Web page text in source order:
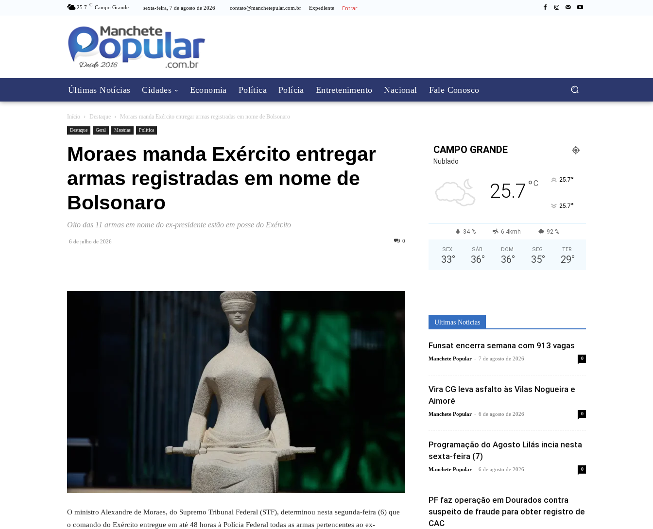
25.7 C Campo Grande sexta-feira, 7 de agosto de 2026 contato@manchetepular.com.br Expediente Entrar
Últimas Notícias Cidades Economia Política Polícia Entretenimento Nacional Fale Conosco
Início Destaque Moraes manda Exército entregar armas registradas em nome de Bolsonaro
Destaque Geral Matérias Política
Moraes manda Exército entregar
armas registradas em nome de
Bolsonaro
Oito das 11 armas em nome do ex-presidente estão em posse do Exército
6 de julho de 2026 0
O ministro Alexandre de Moraes, do Supremo Tribunal Federal (STF), determinou nesta segunda-feira (6) que
o comando do Exército entregue em até 48 horas à Polícia Federal todas as armas pertencentes ao ex-
CAMPO GRANDE
Nublado
25.7 °C 25.7°
25.7°
34 % 6.4kmh 92 %
SEX
33°
SÁB
36°
DOM
36°
SEG
35°
TER
29°
Ultimas Noticias
Funsat encerra semana com 913 vagas
Manchete Popular - 7 de agosto de 2026 0
Vira CG leva asfalto às Vilas Nogueira e
Aimoré
Manchete Popular - 6 de agosto de 2026 0
Programação do Agosto Lilás incia nesta
sexta-feira (7)
Manchete Popular - 6 de agosto de 2026 0
PF faz operação em Dourados contra
suspeito de fraude para obter registro de
CAC